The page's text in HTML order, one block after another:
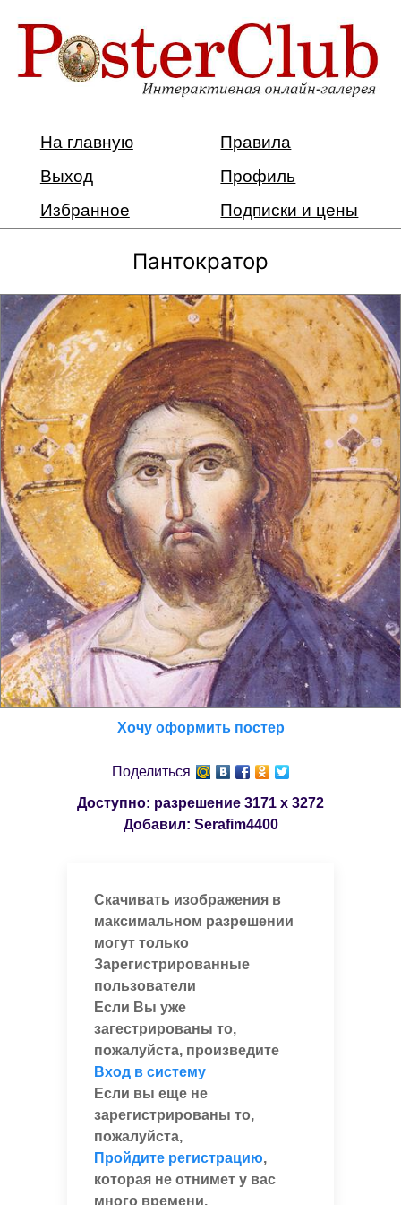
На главную
Правила
Выход
Профиль
Избранное
Подписки и цены
Пантократор
Хочу оформить постер
Поделиться
Доступно: разрешение 3171 x 3272
Добавил: Serafim4400
Скачивать изображения в
максимальном разрешении
могут только
Зарегистрированные
пользователи
Если Вы уже
загестрированы то,
пожалуйста, произведите
Вход в систему
Если вы еще не
зарегистрированы то,
пожалуйста,
Пройдите регистрацию,
которая не отнимет у вас
много времени.